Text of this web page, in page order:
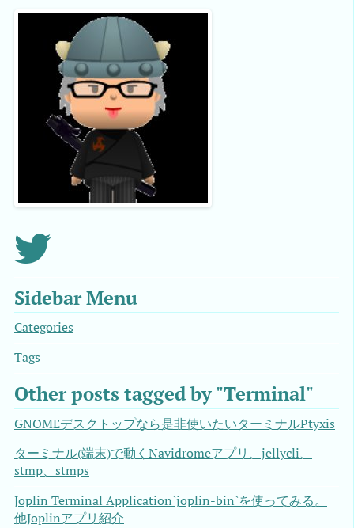
Sidebar Menu
Categories
Tags
Other posts tagged by "Terminal"
GNOMEデスクトップなら是非使いたいターミナルPtyxis
ターミナル(端末)で動くNavidromeアプリ、jellycli、
stmp、stmps
Joplin Terminal Application`joplin-bin`を使ってみる。
他Joplinアプリ紹介